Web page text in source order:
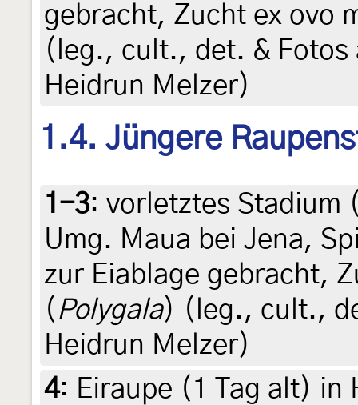
gebracht, Zucht ex ovo
(leg., cult., det. & Fotos
Heidrun Melzer)
1.4. Jüngere
1-3: vorletztes Stadium
Umg. Maua bei Jena,
zur Eiablage gebracht,
( Polygala) (leg., cult.,
Heidrun Melzer)
4: Eiraupe (1 Tag alt)